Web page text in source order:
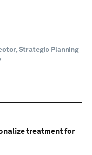
Strategic Planning
treatment for